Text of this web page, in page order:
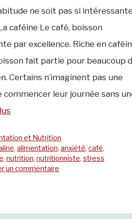
ne soit pas si
caféine Le café, boisson
par excellence. Riche en
fait partie pour beaucoup
Certains n’imaginent pas une
commencer leur journée sans
et Nutrition
,alimentation,anxiété,café,
, nutrition, nutritionniste, stress
un commentaire